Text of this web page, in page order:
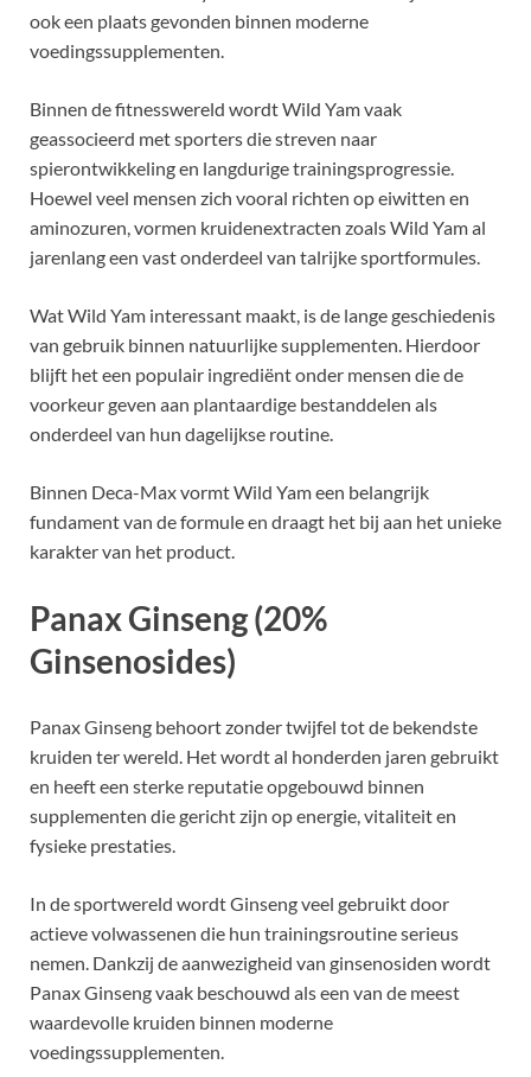
ook een plaats gevonden binnen moderne
voedingssupplementen.
Binnen de fitnesswereld wordt Wild Yam vaak
geassocieerd met sporters die streven naar
spierontwikkeling en langdurige trainingsprogressie.
Hoewel veel mensen zich vooral richten op eiwitten en
aminozuren, vormen kruidenextracten zoals Wild Yam al
jarenlang een vast onderdeel van talrijke sportformules.
Wat Wild Yam interessant maakt, is de lange geschiedenis
van gebruik binnen natuurlijke supplementen. Hierdoor
blijft het een populair ingrediënt onder mensen die de
voorkeur geven aan plantaardige bestanddelen als
onderdeel van hun dagelijkse routine.
Binnen Deca-Max vormt Wild Yam een belangrijk
fundament van de formule en draagt het bij aan het unieke
karakter van het product.
Panax Ginseng (20%
Ginsenosides)
Panax Ginseng behoort zonder twijfel tot de bekendste
kruiden ter wereld. Het wordt al honderden jaren gebruikt
en heeft een sterke reputatie opgebouwd binnen
supplementen die gericht zijn op energie, vitaliteit en
fysieke prestaties.
In de sportwereld wordt Ginseng veel gebruikt door
actieve volwassenen die hun trainingsroutine serieus
nemen. Dankzij de aanwezigheid van ginsenosiden wordt
Panax Ginseng vaak beschouwd als een van de meest
waardevolle kruiden binnen moderne
voedingssupplementen.